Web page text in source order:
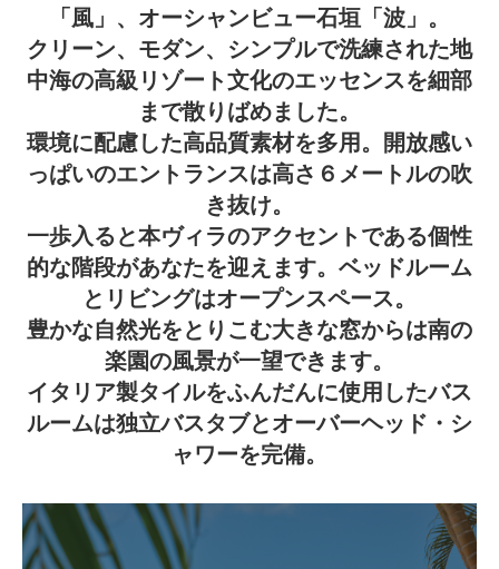
「風」、オーシャンビュー石垣「波」。
クリーン、モダン、シンプルで洗練された地
中海の高級リゾート文化のエッセンスを細部
まで散りばめました。
環境に配慮した高品質素材を多用。開放感い
っぱいのエントランスは高さ６メートルの吹
き抜け。
一歩入ると本ヴィラのアクセントである個性
的な階段があなたを迎えます。ベッドルーム
とリビングはオープンスペース。
豊かな自然光をとりこむ大きな窓からは南の
楽園の風景が一望できます。
イタリア製タイルをふんだんに使用したバス
ルームは独立バスタブとオーバーヘッド・シ
ャワーを完備。